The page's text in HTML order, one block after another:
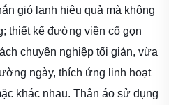
gió lạnh hiệu quả mà không
thiết kế đường viền cổ gọn
chuyên nghiệp tối giản, vừa
ngày, thích ứng linh hoạt
khác nhau. Thân áo sử dụng